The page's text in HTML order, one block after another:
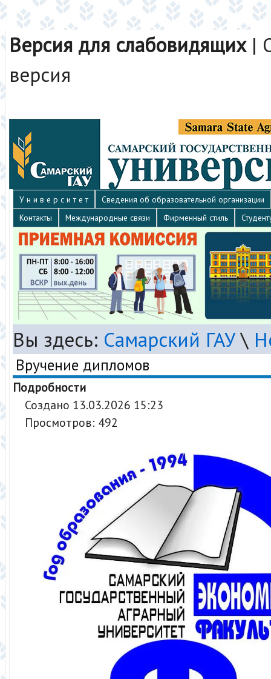
Версия для слабовидящих|
версия
У н и в е р с и т е т
Сведения об образовательной организации
Контакты
Международные связи Фирменный стиль
Вы здесь: Самарский ГАУ\
Вручение дипломов
Подробности
Создано 13.03.2026 15:23
Просмотров: 492